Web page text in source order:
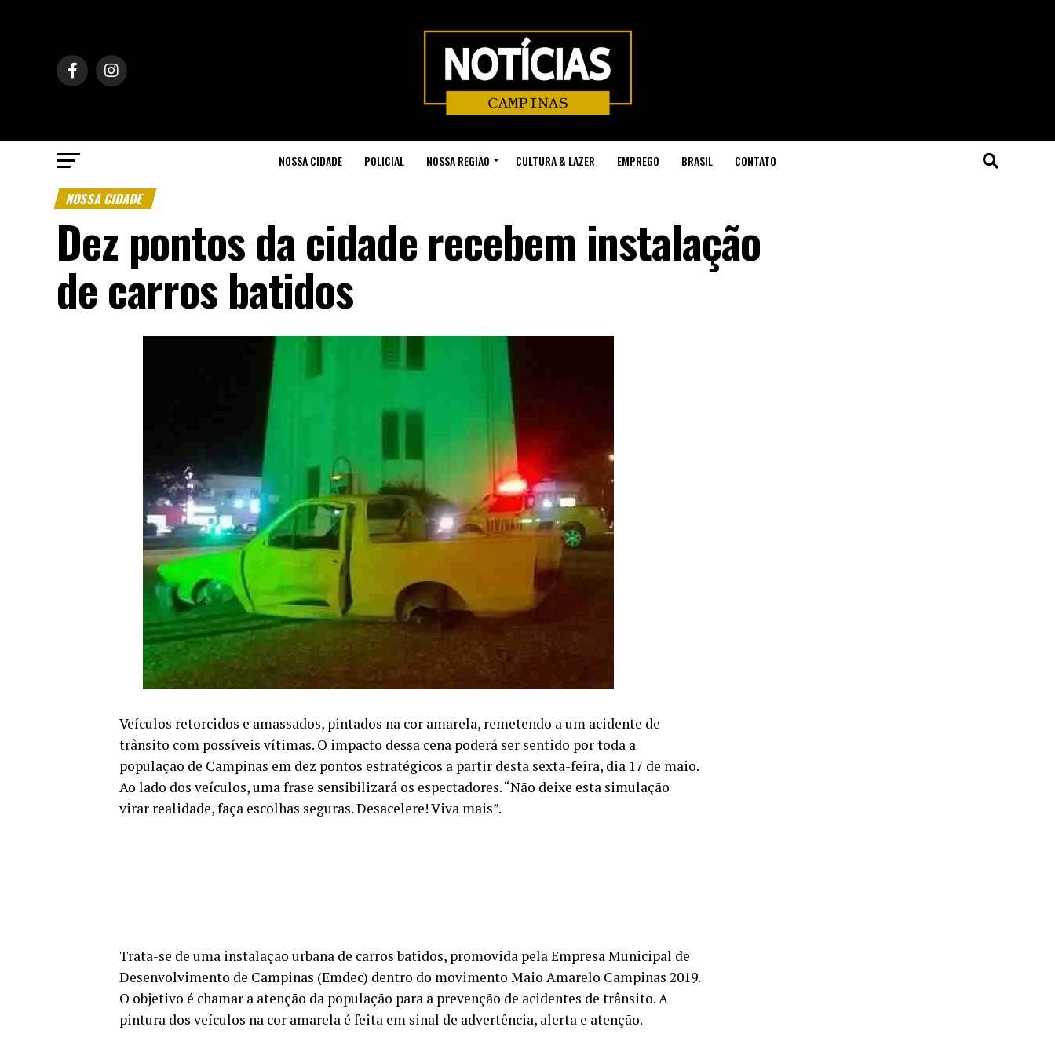
NOSSA CIDADE POLICIAL NOSSA REGIÃO CULTURA & LAZER EMPREGO BRASIL CONTATO
NOSSA CIDADE
Dez pontos da cidade recebem instalação
de carros batidos
Veículos retorcidos e amassados, pintados na cor amarela, remetendo a um acidente de
trânsito com possíveis vítimas. O impacto dessa cena poderá ser sentido por toda a
população de Campinas em dez pontos estratégicos a partir desta sexta-feira, dia 17 de maio.
Ao lado dos veículos, uma frase sensibilizará os espectadores. “Não deixe esta simulação
virar realidade, faça escolhas seguras. Desacelere! Viva mais”.
Trata-se de uma instalação urbana de carros batidos, promovida pela Empresa Municipal de
Desenvolvimento de Campinas (Emdec) dentro do movimento Maio Amarelo Campinas 2019.
O objetivo é chamar a atenção da população para a prevenção de acidentes de trânsito. A
pintura dos veículos na cor amarela é feita em sinal de advertência, alerta e atenção.